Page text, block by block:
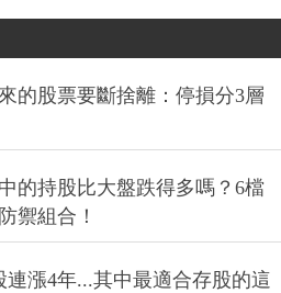
的股票要斷捨離：停損分3層
的持股比大盤跌得多嗎？6檔
禦組合！
漲4年...其中最適合存股的這